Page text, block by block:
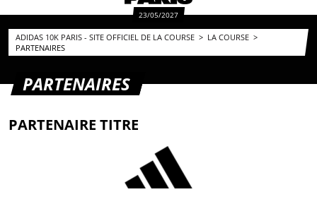
23/05/2027
ADIDAS 10K PARIS - SITE OFFICIEL DE LA COURSE > LA COURSE >
PARTENAIRES
PARTENAIRES
PARTENAIRE TITRE